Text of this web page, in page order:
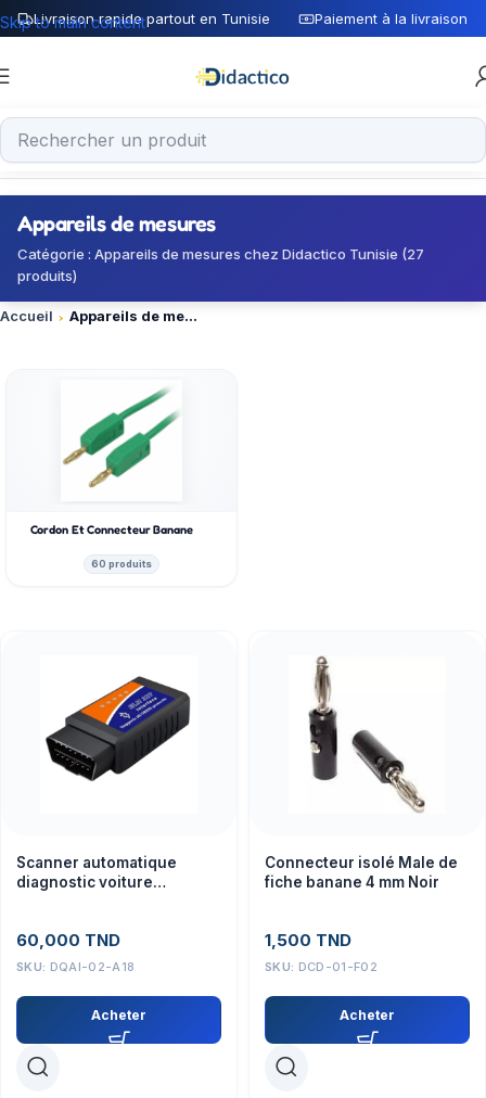
Livraison rapide partout en Tunisie Paiement à la livraison
Skip to main content
Appareils de mesures
Catégorie : Appareils de mesures chez Didactico Tunisie (27
produits)
Accueil Appareils de mesures
Cordon Et Connecteur Banane
60 produits
Scanner automatique
diagnostic voiture
60,000 TND
SKU: DQAI-02-A18
Acheter
Connecteur isolé Male de
fiche banane 4 mm Noir
1,500 TND
SKU: DCD-01-F02
Acheter